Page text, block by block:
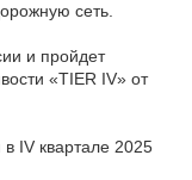
сеть.
и пройдет
«TIER IV» от
IV квартале 2025